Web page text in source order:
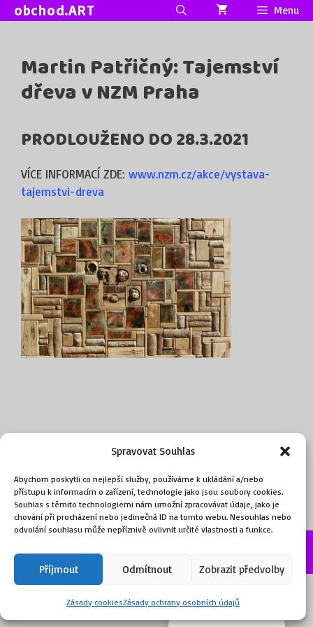
Spravovat Souhlas
Abychom poskytli co nejlepší služby, používáme k ukládání a/nebo
přístupu k informacím o zařízení, technologie jako jsou soubory cookies.
Souhlas s těmito technologiemi nám umožní zpracovávat údaje, jako je
chování při procházení nebo jedinečná ID na tomto webu. Nesouhlas nebo
odvolání souhlasu může nepříznivě ovlivnit určité vlastnosti a funkce.
Příjmout Odmítnout Zobrazit předvolby
Zásady cookiesZásady ochrany osobních údajů
Přeskočit
na
obchod.ART Menu
Martin Patřičný: Tajemství
dřeva v NZM Praha
PRODLOUŽENO DO 28.3.2021
VÍCE INFORMACÍ ZDE: www.nzm.cz/akce/vystava-
tajemstvi-dreva